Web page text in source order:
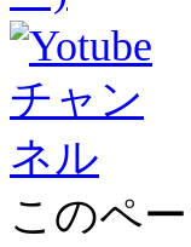
このペ